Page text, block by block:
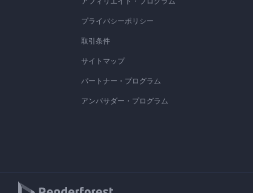
プライバシーポリシー
取引条件
サイトマップ
パートナー・プログラム
アンバサダー・プログラム